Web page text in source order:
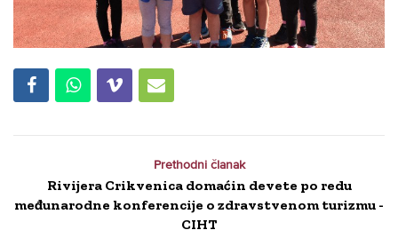
Prethodni članak
Rivijera Crikvenica domaćin devete po redu
međunarodne konferencije o zdravstvenom turizmu -
CIHT